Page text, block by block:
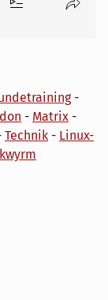
-
- Matrix -
Technik - Linux-